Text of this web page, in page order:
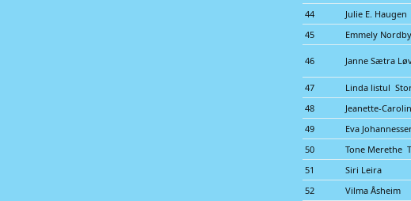
44
Julie E. Haugen
45
Emmely Nordby
46 Janne Sætra
47
Linda listul
48
Jeanette-
49
Eva
50
Tone Merethe
51
Siri Leira
52
Vilma Åsheim